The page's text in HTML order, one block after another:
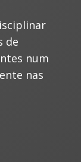
de
num
nas